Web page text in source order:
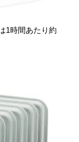
1時間あたり約